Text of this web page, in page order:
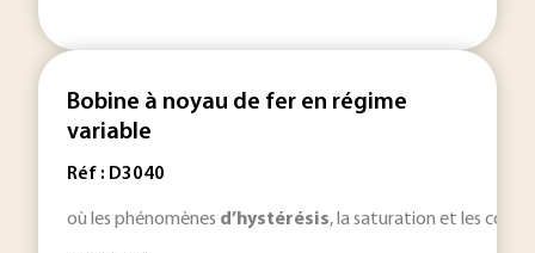
Bobine à noyau de fer en régime
variable
Réf : D3040
où les phénomènes d’hystérésis, la saturation et les